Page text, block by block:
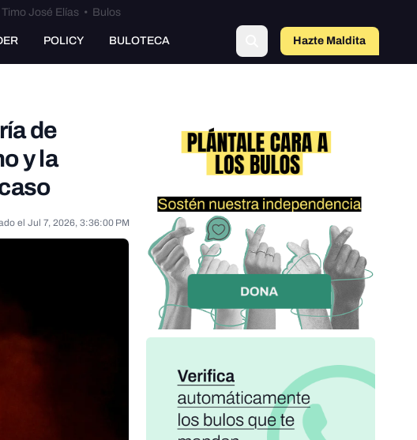
Timo José Elías • Bulos
POLICY BULOTECA Hazte Maldito
de
y la
el Jul 7, 2026, 3:36:00 PM